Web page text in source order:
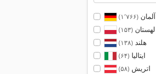
آلمان(۱٬۷۶۶)
لهستان(۱۵۳)
هلند(۱۳۸)
ایتالیا(۶۴)
اتریش(۵۸)